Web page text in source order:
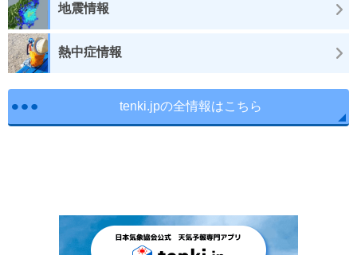
地震情報
熱中症情報
tenki.jpの全情報はこちら